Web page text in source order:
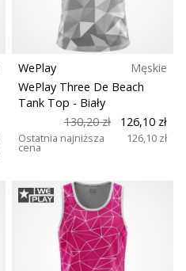
WePlay
Męskie
WePlay Three De Beach
Tank Top - Biały
130,20 zł
126,10 zł
Ostatnia najniższa
cena
126,10 zł